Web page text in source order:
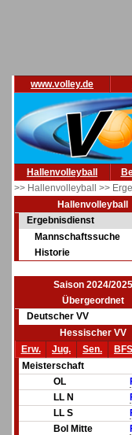
www.volley.de
Hallenvolleyball
>> Hallenvolleyball >>
Hallenvolleyball
Ergebnisdienst
Mannschaftssuche
Historie
Saison 2024/2025
Übergeordnet
Deutscher VV
Hessischer VV
Erw.
Jug. Sen. BFS
Meisterschaft
OL
LL N
LL S
Bol Mitte